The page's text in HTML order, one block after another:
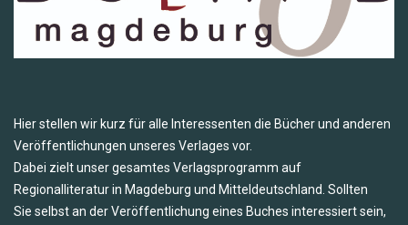
Hier stellen wir kurz für alle Interessenten die Bücher und anderen
Veröffentlichungen unseres Verlages vor.
Dabei zielt unser gesamtes Verlagsprogramm auf
Regionalliteratur in Magdeburg und Mitteldeutschland. Sollten
Sie selbst an der Veröffentlichung eines Buches interessiert sein,